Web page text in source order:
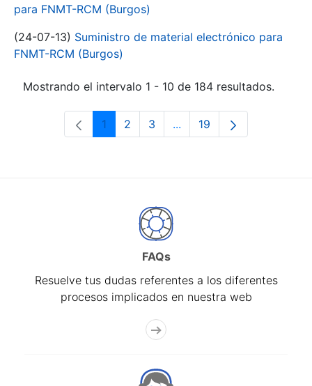
para FNMT-RCM (Burgos)
(24-07-13) Suministro de material electrónico para
FNMT-RCM (Burgos)
Mostrando el intervalo 1 - 10 de 184 resultados.
Página
1 Página
2 Página
3 ...Páginas intermedias Use
Página
19
FAQs
Resuelve tus dudas referentes a los diferentes
procesos implicados en nuestra web